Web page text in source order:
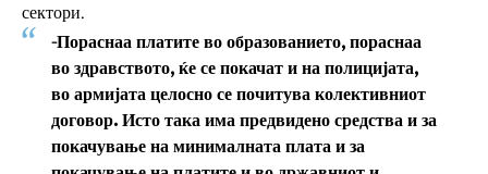
сектори.
-Пораснаа платите во образованието, пораснаа
во здравството, ќе се покачат и на полицијата,
во армијата целосно се почитува колективниот
договор. Исто така има предвидено средства и за
покачување на минималната плата и за